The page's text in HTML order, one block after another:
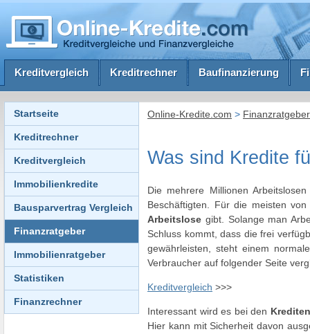
Kreditvergleich Kreditrechner Baufinanzierung
Online-Kredite.com > Finanzratgeber
Was sind Kredite
Die mehrere Millionen
Beschäftigten. Für die meisten
Arbeitslose gibt. Solange man
Schluss kommt, dass die frei
gewährleisten, steht einem
Verbraucher auf folgender Seite
Kreditvergleich >>>
Interessant wird es bei den
Hier kann mit Sicherheit davon
Startseite
Kreditrechner
Kreditvergleich
Immobilienkredite
Bausparvertrag Vergleich
Finanzratgeber
Immobilienratgeber
Statistiken
Finanzrechner